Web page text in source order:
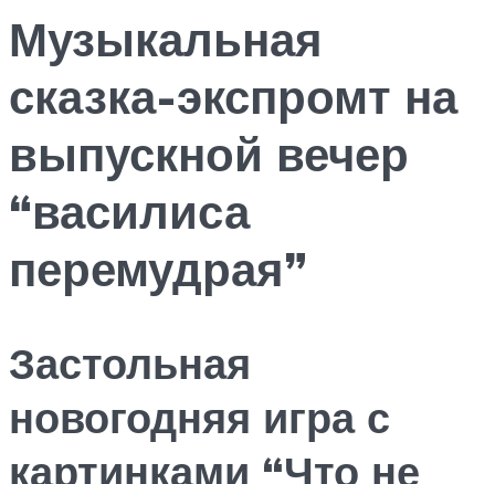
Музыкальная
сказка-экспромт на
выпускной вечер
“василиса
перемудрая”
Застольная
новогодняя игра с
картинками “Что не